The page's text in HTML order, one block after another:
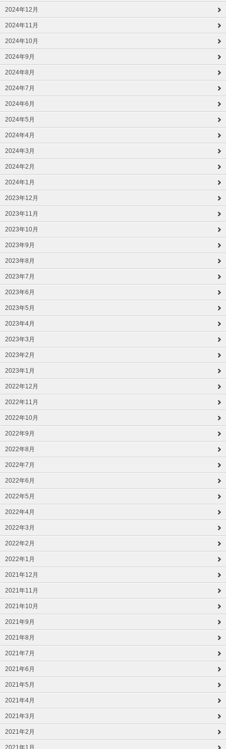
2024年12月
2024年11月
2024年10月
2024年9月
2024年8月
2024年7月
2024年6月
2024年5月
2024年4月
2024年3月
2024年2月
2024年1月
2023年12月
2023年11月
2023年10月
2023年9月
2023年8月
2023年7月
2023年6月
2023年5月
2023年4月
2023年3月
2023年2月
2023年1月
2022年12月
2022年11月
2022年10月
2022年9月
2022年8月
2022年7月
2022年6月
2022年5月
2022年4月
2022年3月
2022年2月
2022年1月
2021年12月
2021年11月
2021年10月
2021年9月
2021年8月
2021年7月
2021年6月
2021年5月
2021年4月
2021年3月
2021年2月
2021年1月